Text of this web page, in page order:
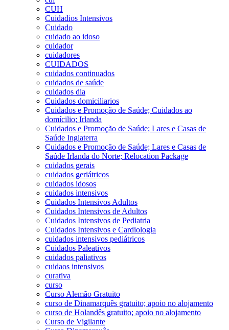
CUH
Cuidadios Intensivos
Cuidado
cuidado ao idoso
cuidador
cuidadores
CUIDADOS
cuidados continuados
cuidados de saúde
cuidados dia
Cuidados domiciliarios
Cuidados e Promoção de Saúde; Cuidados ao
domícilio; Irlanda
Cuidados e Promoção de Saúde; Lares e Casas de
Saúde Inglaterra
Cuidados e Promoção de Saúde; Lares e Casas de
Saúde Irlanda do Norte; Relocation Package
cuidados gerais
cuidados geriátricos
cuidados idosos
cuidados intensivos
Cuidados Intensivos Adultos
Cuidados Intensivos de Adultos
Cuidados Intensivos de Pediatria
Cuidados Intensivos e Cardiologia
cuidados intensivos pediátricos
Cuidados Paleativos
cuidados paliativos
cuidaos intensivos
curativa
curso
Curso Alemão Gratuito
curso de Dinamarquês gratuito; apoio no alojamento
curso de Holandês gratuito; apoio no alojamento
Curso de Vigilante